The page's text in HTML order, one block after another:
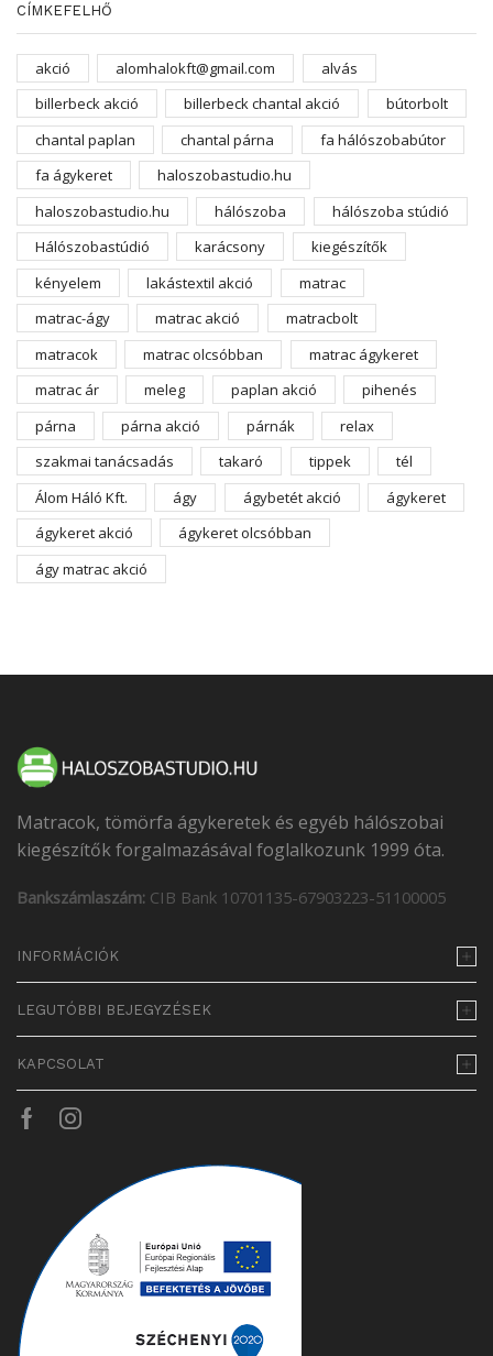
CÍMKEFELHŐ
akció alomhalokft@gmail.com
alvás
billerbeck akció
billerbeck chantal akció
bútorbolt
chantal paplan
chantal párna
fa hálószobabútor
fa ágykeret
haloszobastudio.hu
haloszobastudio.hu
hálószoba
hálószoba stúdió
Hálószobastúdió
karácsony
kiegészítők
kényelem
lakástextil akció
matrac
matrac-ágy
matrac akció
matracbolt
matracok
matrac olcsóbban
matrac ágykeret
matrac ár
meleg paplan akció
pihenés
párna
párna akció párnák
relax
szakmai tanácsadás
takaró tippek
tél
Álom Háló Kft.
ágy ágybetét akció
ágykeret
ágykeret akció
ágykeret olcsóbban
ágy matrac akció
Matracok, tömörfa ágykeretek és egyéb hálószobai
kiegészítők forgalmazásával foglalkozunk 1999 óta.
Bankszámlaszám: CIB Bank 10701135-67903223-51100005
INFORMÁCIÓK
LEGUTÓBBI BEJEGYZÉSEK
KAPCSOLAT
FacebookInstagram